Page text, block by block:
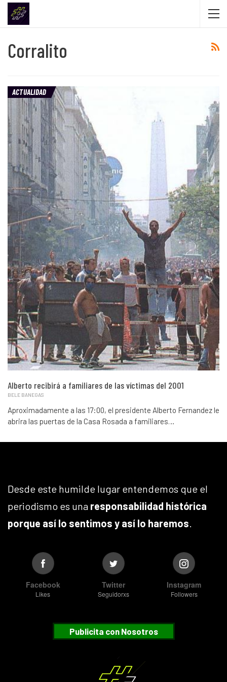
Corralito
ACTUALIDAD
Alberto recibirá a familiares de las víctimas del 2001
BELE BANEGAS
Aproximadamente a las 17:00, el presidente Alberto Fernandez le
abrira las puertas de la Casa Rosada a familiares…
Desde este humilde lugar entendemos que el
periodismo es una responsabilidad histórica
porque así lo sentimos y así lo haremos.
Facebook
Likes
Twitter
Seguidorxs
Instagram
Followers
Publicita con Nosotros